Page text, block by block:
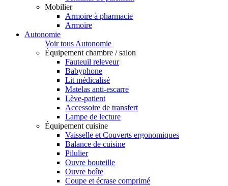
Mobilier
Armoire à pharmacie
Armoire
Autonomie
Voir tous Autonomie
Équipement chambre / salon
Fauteuil releveur
Babyphone
Lit médicalisé
Matelas anti-escarre
Lève-patient
Accessoire de transfert
Lampe de lecture
Équipement cuisine
Vaisselle et Couverts ergonomiques
Balance de cuisine
Pilulier
Ouvre bouteille
Ouvre boîte
Coupe et écrase comprimé